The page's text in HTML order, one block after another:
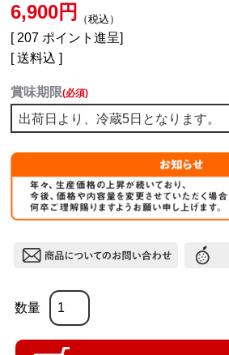
6,900 税込
[ 207 ポイント進呈]
送料込
賞味期限(必須)